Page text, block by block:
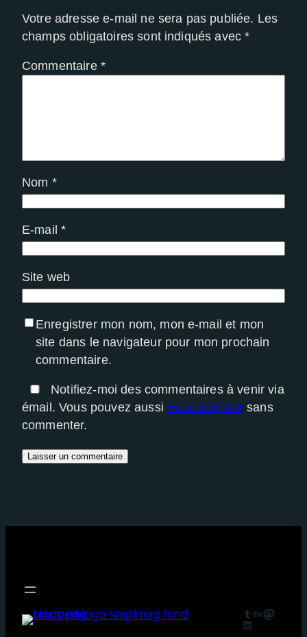
Votre adresse e-mail ne sera pas publiée. Les
champs obligatoires sont indiqués avec*
Commentaire *
Nom *
E-mail*
Site web
Enregistrer mon nom, mon e-mail et mon
site dans le navigateur pour mon prochain
commentaire.
Notifiez-moi des commentaires à venir via
émail. Vous pouvez aussivous abonnersans
commenter.
Tumblr Behance Mastodon
LinkedIn